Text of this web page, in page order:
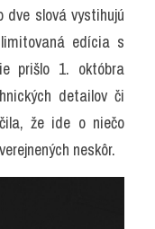
dve slová vystihujú
edícia s
prišlo 1. októbra
detailov či
že ide o niečo
neskôr.